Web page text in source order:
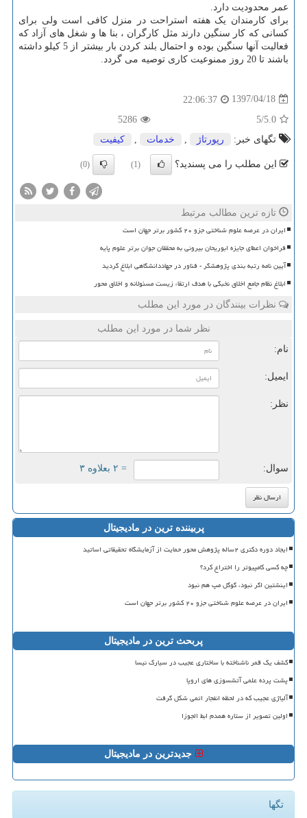
عمر محدودیت دارد.
برای کارمندان یک هفته استراحت در منزل کافی است ولی برای
کسانی که کار سنگین دارند مثل کارگران ، بنا ها و شغل های آزاد که
فعالیت آنها سنگین بوده و احتمال بلند کردن بار بیشتر از 5 کیلو داشته
باشند تا 20 روز ممنوعیت کاری توصیه می گردد.
1397/04/18
22:06:37
5.0
/5
5286
تگهای خبر:
رپورتاژ خدمات كیفیت
این مطلب را می پسندید؟ (1)
(0)
تازه ترین مطالب مرتبط
ایران در عرصه علوم شناختی جزو ۲۰ کشور برتر جهان است
فراخوان اعطای جایزه ابوریحان بیرونی به محققان جوان برتر علوم پایه
آیین نامه رتبه بندی پژوهشگر - فناور در جهاددانشگاهی ابلاغ گردید
ابلاغ نظام جامع اخلاق نخبگی با هدف ارتقاء زیست مسئولانه و اخلاق محور
نظرات بینندگان در مورد این مطلب
نظر شما در مورد این مطلب
نام:
ایمیل:
نظر:
سوال: = ۲ بعلاوه ۳
پربیننده ترین در مادیجیتال
ایجاد دوره دکتری ۲ساله پژوهش محور حمایت از آزمایشگاه تحقیقاتی اساتید
چه کسی کامپیوتر را اختراع کرد؟
اینشتین اگر نبود، گوگل مپ هم نبود
ایران در عرصه علوم شناختی جزو ۲۰ کشور برتر جهان است
پربحث ترین در مادیجیتال
کشف یک قمر ناشناخته با ساختاری عجیب در سیارک نیسا
پشت پرده علمی آتشسوزی های اروپا
آلیاژی عجیب که در لحظه انفجار اتمی شکل گرفت
اولین تصویر از ستاره همدم ابط الجوزا
جدیدترین در مادیجیتال
تگها